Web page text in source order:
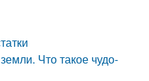
Что такое чудо-